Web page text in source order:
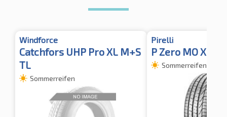
Windforce
Catchfors UHP Pro XL M+S
TL
Sommerreifen
Pirelli
P Zero MO XL
Sommerreifen